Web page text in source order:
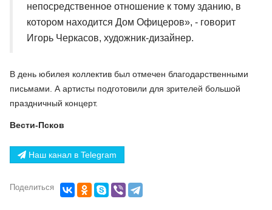
непосредственное отношение к тому зданию, в
котором находится Дом Офицеров», - говорит
Игорь Черкасов, художник-дизайнер.
В день юбилея коллектив был отмечен благодарственными
письмами. А артисты подготовили для зрителей большой
праздничный концерт.
Вести-Псков
Наш канал в Telegram
Поделиться